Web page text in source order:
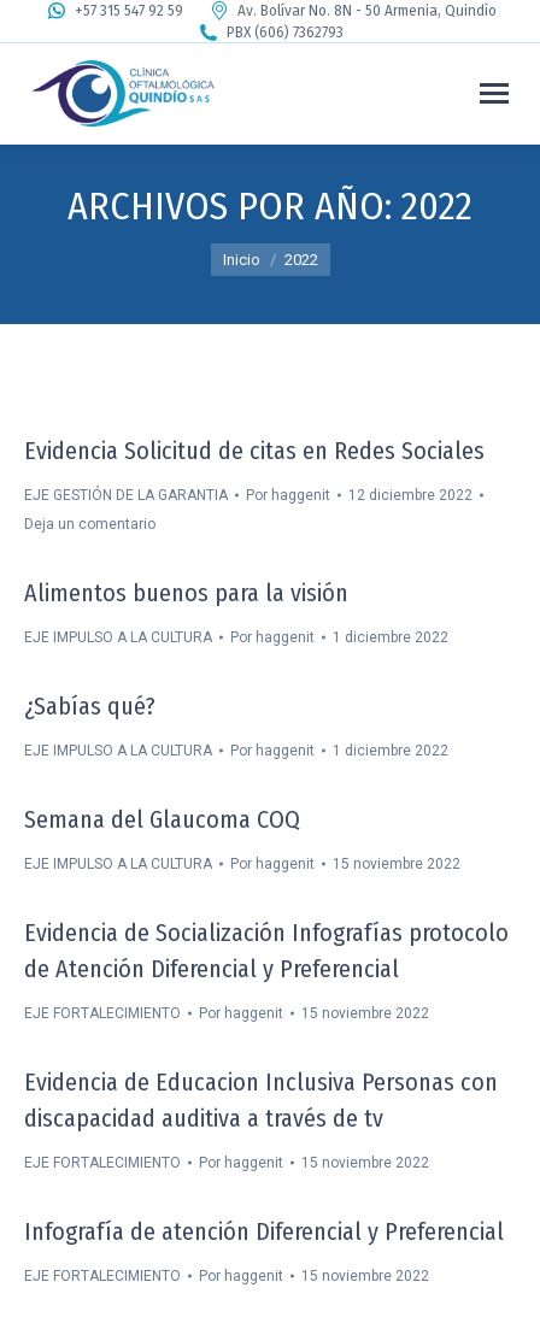
+57 315 547 92 59
Av. Bolívar No. 8N - 50 Armenia, Quindío
PBX (606) 7362793
ARCHIVOS POR AÑO: 2022
Estás aquí:
Inicio 2022
Evidencia Solicitud de citas en Redes Sociales
EJE GESTIÓN DE LA GARANTIA Por haggenit
12 diciembre 2022
Deja un comentario
Alimentos buenos para la visión
EJE IMPULSO A LA CULTURA Por haggenit 1 diciembre 2022
¿Sabías qué?
EJE IMPULSO A LA CULTURA Por haggenit 1 diciembre 2022
Semana del Glaucoma COQ
EJE IMPULSO A LA CULTURA Por haggenit 15 noviembre 2022
Evidencia de Socialización Infografías protocolo
de Atención Diferencial y Preferencial
EJE FORTALECIMIENTO Por haggenit 15 noviembre 2022
Evidencia de Educacion Inclusiva Personas con
discapacidad auditiva a través de tv
EJE FORTALECIMIENTO Por haggenit 15 noviembre 2022
Infografía de atención Diferencial y Preferencial
EJE FORTALECIMIENTO Por haggenit 15 noviembre 2022